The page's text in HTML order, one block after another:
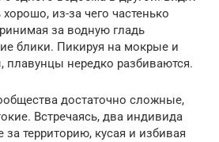
из-за чего частенько
за водную гладь
блики. Пикируя на мокрые и
плавунцы нередко разбиваются.
достаточно сложные,
Встречаясь, два индивида
территорию, кусая и избивая